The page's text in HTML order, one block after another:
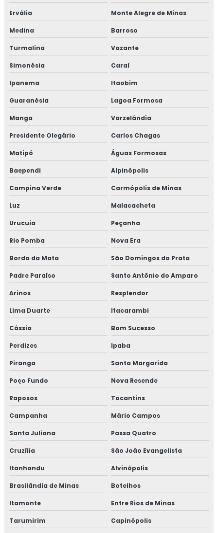
Treinamento em global market
Treinamento em GMP+
Treinamento em GMP+ 2020
Treinamento gmp com certificado
Treinamento em HACCP
Treinamento em HACCP de acordo com os requisitos do
Treinamento em HACCP APPCC
Treinamento em HACCP APPCC com foco no BRCGS
Treinamento em HACCP codex alimentarius
Treinamento em ifs food
Treinamento em implantação de programa 5s
Treinamento em implementação gfsi
Treinamento em iso 14001
Treinamento em iso 17025
Treinamento em iso 9001
Treinamento em manipulação de alimentos
Treinamento em mapeamento de processos e gestão de
riscos
Treinamento em microbiologia de alimento
Treinamento em microbiologia de alimentos com base
em salmonella
Treinamento em migração da norma GMP+ 2020
Ervália Monte Alegre de Minas
Medina Barroso
Turmalina Vazante
Simonésia Caraí
Ipanema Itaobim
Guaranésia Lagoa Formosa
Manga Varzelândia
Presidente Olegário Carlos Chagas
Matipó Águas Formosas
Baependi Alpinópolis
Campina Verde Carmópolis de Minas
Luz Malacacheta
Urucuia Peçanha
Rio Pomba Nova Era
Borda da Mata São Domingos do Prata
Padre Paraíso Santo Antônio do Amparo
Arinos Resplendor
Lima Duarte Itacarambi
Cássia Bom Sucesso
Perdizes Ipaba
Piranga Santa Margarida
Poço Fundo Nova Resende
Raposos Tocantins
Campanha Mário Campos
Santa Juliana Passa Quatro
Cruzília São João Evangelista
Itanhandu Alvinópolis
Brasilândia de Minas Botelhos
Itamonte Entre Rios de Minas
Tarumirim Capinópolis